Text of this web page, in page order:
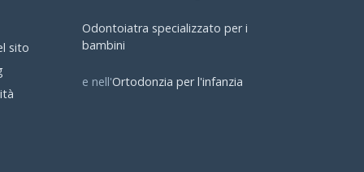
sito
Odontoiatra specializzato per i
bambini
e nell'Ortodonzia per l'infanzia